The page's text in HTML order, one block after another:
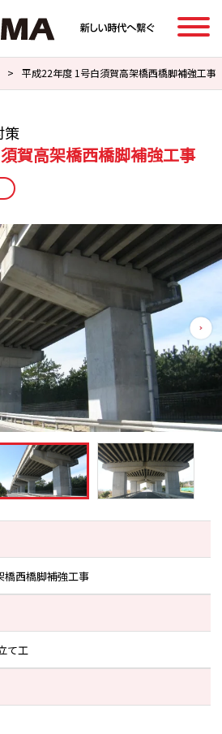
> 平成22年度 1号白須賀高架橋西橋脚補強工事
策
賀高架橋西橋脚補強工事
橋西橋脚補強工事
て工